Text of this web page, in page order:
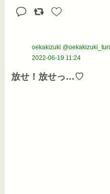
oekakizuki @oekakizuki_turi
2022-06-19 11:24
放せ！放せっ…♡